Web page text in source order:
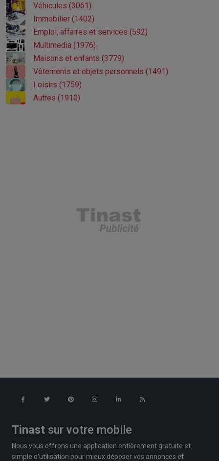
Véhicules (3061)
Immobilier (1402)
Emploi, affaires et services (592)
Multimedia (1976)
Maisons et enfants (3779)
Vêtements et objets personnels (1491)
Loisirs (1759)
Autres (1910)
Tinast sur votre mobile
Nous vous offrons une application entièrement gratuite et
simple d'utilisation pour mieux déposer vos annonces et